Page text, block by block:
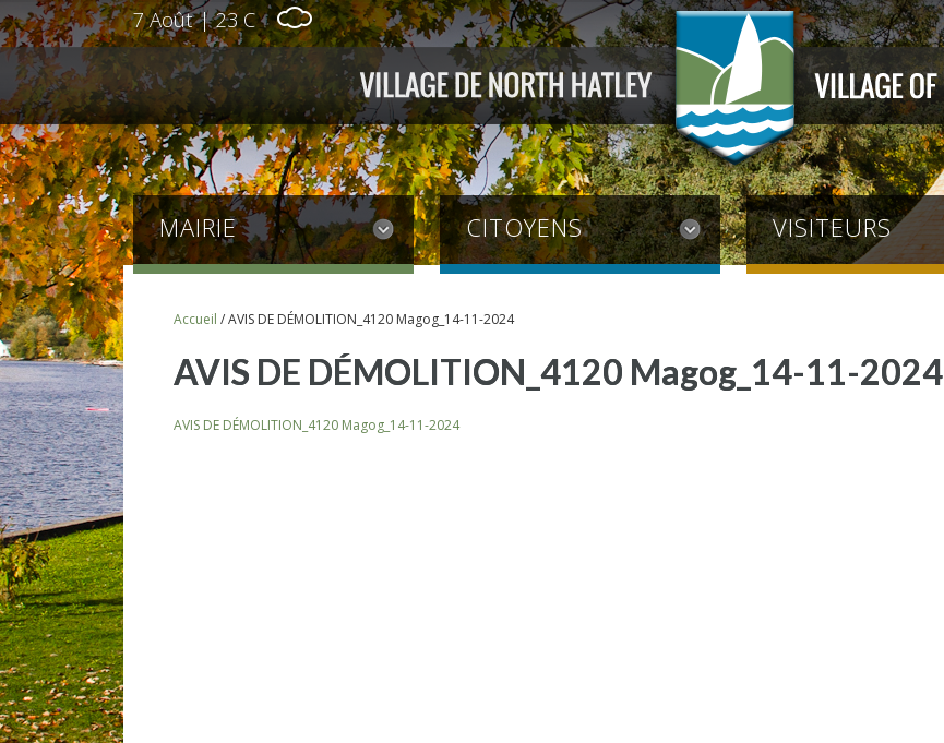
7 Août | 23 C
MAIRIE CITOYENS VISITEURS
Accueil /AVIS DE DÉMOLITION_4120 Magog_14-11-2024
AVIS DE DÉMOLITION_4120 Magog_14-11-2024
AVIS DE DÉMOLITION_4120 Magog_14-11-2024